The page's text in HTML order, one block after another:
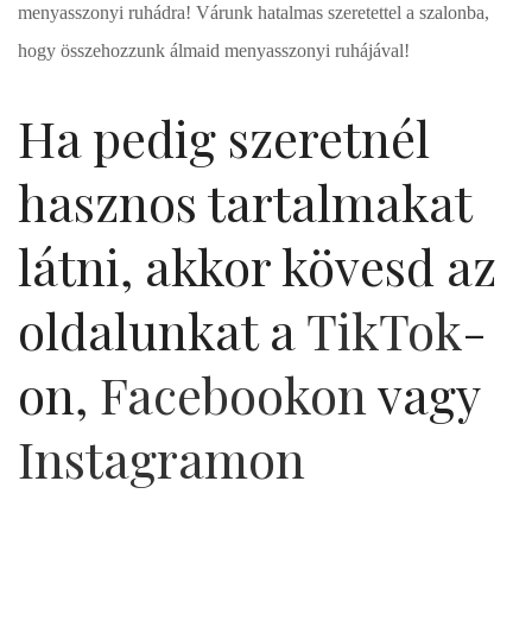
menyasszonyi ruhádra! Várunk hatalmas szeretettel a szalonba,
hogy összehozzunk álmaid menyasszonyi ruhájával!
Ha pedig szeretnél
hasznos tartalmakat
látni, akkor kövesd az
oldalunkat aTikTok-
on, Facebookon vagy
Instagramon